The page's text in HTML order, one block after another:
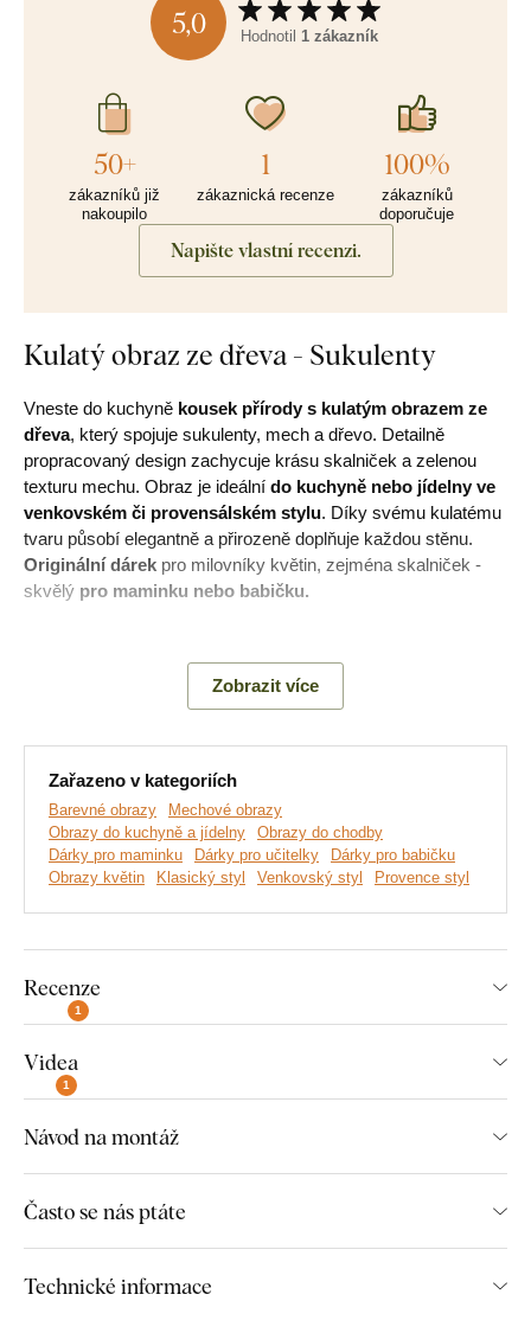
5,0 Hodnotil 1 zákazník
50+
zákazníků již
nakoupilo
1
zákaznická recenze
100%
zákazníků
doporučuje
Napište vlastní recenzi.
Kulatý obraz ze dřeva - Sukulenty
Vneste do kuchyně kousek přírody s kulatým obrazem ze
dřeva, který spojuje sukulenty, mech a dřevo. Detailně
propracovaný design zachycuje krásu skalniček a zelenou
texturu mechu. Obraz je ideální do kuchyně nebo jídelny ve
venkovském či provensálském stylu. Díky svému kulatému
tvaru působí elegantně a přirozeně doplňuje každou stěnu.
Originální dárek pro milovníky květin, zejména skalniček -
skvělý pro maminku nebo babičku.
Motiv mechového obrazu je vytištěný na kvalitní dřevěné
desce.
Vyrábíme prémiové obrazy DUBLEZ tištěné na dřevěné
desce. Používáme přitomnejmodernější technologiea
nejkvalitnější barvy na trhu
a následně vyřezáváme pomocí laseru. Díky tomu má obraz z
boku elegantní tmavě hnědý okraj, který ještě více zvýrazní
motiv.
Zobrazit více
Zařazeno v kategoriích
Barevné obrazy
Mechové obrazy
Obrazy do kuchyně a jídelny
Obrazy do chodby
Dárky pro maminku
Dárky pro učitelky
Dárky pro babičku
Obrazy květin
Klasický styl Venkovský styl Provence styl
Recenze
1
Videa
1
Návod na montáž
Často se nás ptáte
Technické informace